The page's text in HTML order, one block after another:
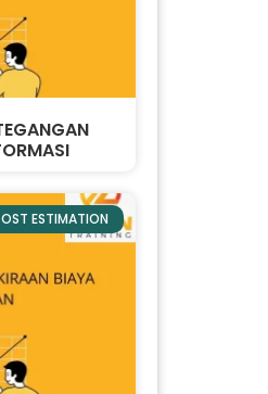
ESTIMATION